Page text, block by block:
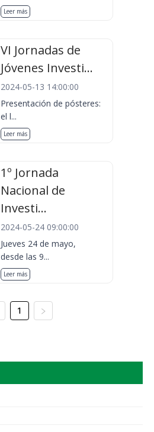
Leer más
VI Jornadas de
Jóvenes Investi...
2024-05-13 14:00:00
Presentación de pósteres:
el l...
Leer más
1º Jornada
Nacional de
Investi...
2024-05-24 09:00:00
Jueves 24 de mayo,
desde las 9...
Leer más
1